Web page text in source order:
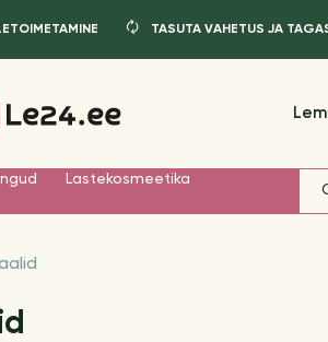
TASUTA VAHETUS JA
Lastekosmeetika